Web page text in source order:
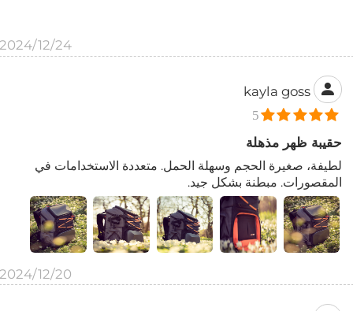
2024/12/24
kayla goss
5
حقيبة ظهر مذهلة
لطيفة، صغيرة الحجم وسهلة الحمل. متعددة الاستخدامات في
المقصورات. مبطنة بشكل جيد.
2024/12/20